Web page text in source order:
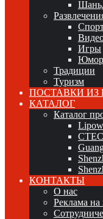
Игры
Юмор
Традиции
Туризм
ПОСТАВКИ ИЗ
КАТАЛОГ
Каталог
КОНТАКТЫ
О нас
Реклама на